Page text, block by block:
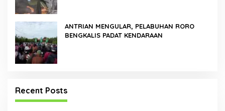
ANTRIAN MENGULAR, PELABUHAN RORO
BENGKALIS PADAT KENDARAAN
Recent Posts